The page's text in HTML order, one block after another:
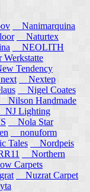
Nanimarquina
Naturtex
NEOLITH
Tendency
Nextep
Nigel Coates
Nilson Handmade
NJ Lighting
Nola Star
nonuform
Tales
Nordpeis
Northern
Carpets
Nuzrat Carpet